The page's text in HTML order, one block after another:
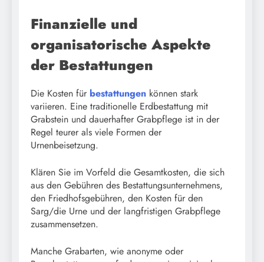
Finanzielle und
organisatorische Aspekte
der Bestattungen
Die Kosten für bestattungen können stark
variieren. Eine traditionelle Erdbestattung mit
Grabstein und dauerhafter Grabpflege ist in der
Regel teurer als viele Formen der
Urnenbeisetzung.
Klären Sie im Vorfeld die Gesamtkosten, die sich
aus den Gebühren des Bestattungsunternehmens,
den Friedhofsgebühren, den Kosten für den
Sarg/die Urne und der langfristigen Grabpflege
zusammensetzen.
Manche Grabarten, wie anonyme oder